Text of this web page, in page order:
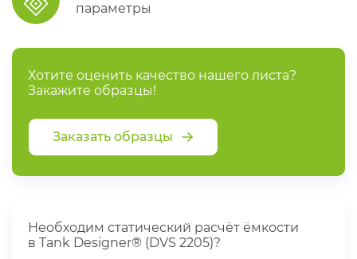
параметры
Хотите оценить качество нашего листа?
Закажите образцы!
Заказать образцы
Необходим статический расчёт ёмкости
в Tank Designer® (DVS 2205)?